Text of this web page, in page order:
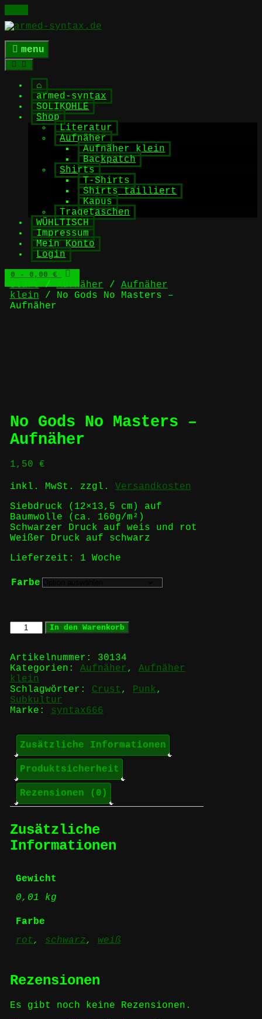
Skip
to
content
menu
⌂
armed-syntax
SOLIKOHLE
Shop
Literatur
Aufnäher
Aufnäher klein
Backpatch
Shirts
T-Shirts
Shirts tailliert
Kapus
Tragetaschen
WÜHLTISCH
Impressum
Mein Konto
Login
0 - 0,00 €
Start/Aufnäher / Aufnäher
klein / No Gods No Masters –
Aufnäher
No Gods No Masters –
Aufnäher
1,50 €
inkl. MwSt. zzgl. Versandkosten
Siebdruck (12×13,5 cm) auf
Baumwolle (ca. 160g/m²)
Schwarzer Druck auf weis und rot
Weißer Druck auf schwarz
Lieferzeit: 1 Woche
Farbe
Gods
Masters
-
Aufnäher
Menge
In den Warenkorb
Artikelnummer: 30134
Kategorien: Aufnäher , Aufnäher
klein
Schlagwörter: Crust , Punk,
Subkultur
Marke: syntax666
Zusätzliche Informationen
Produktsicherheit
Rezensionen (0)
Zusätzliche
Informationen
Gewicht
0,01 kg
Farbe
rot, schwarz, weiß
Rezensionen
Es gibt noch keine Rezensionen.